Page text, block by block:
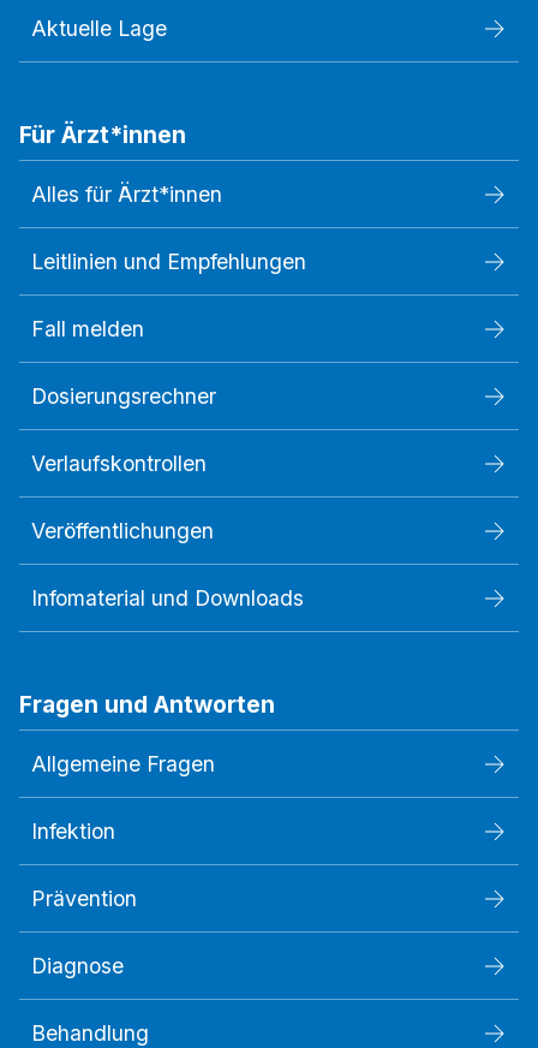
Aktuelle Lage
Für Ärzt*innen
Alles für Ärzt*innen
Leitlinien und Empfehlungen
Fall melden
Dosierungsrechner
Verlaufskontrollen
Veröffentlichungen
Infomaterial und Downloads
Fragen und Antworten
Allgemeine Fragen
Infektion
Prävention
Diagnose
Behandlung